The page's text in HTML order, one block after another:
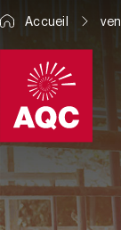
Accueil